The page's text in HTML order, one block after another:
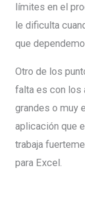
límites en el
le dificulta
que
Otro de los
falta es con los
grandes o muy
aplicación que
trabaja
para Excel.